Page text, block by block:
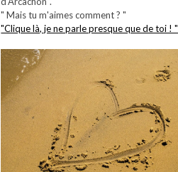
" Mais tu m'aimes comment ? "
"Clique là, je ne parle presque que de toi ! "